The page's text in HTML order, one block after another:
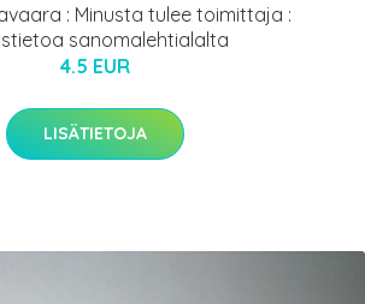
: Minusta tulee toimittaja :
sanomalehtialalta
4.5 EUR
LISÄTIETOJA